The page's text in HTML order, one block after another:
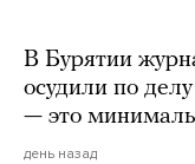
В Бурятии
осудили по
— это
день назад